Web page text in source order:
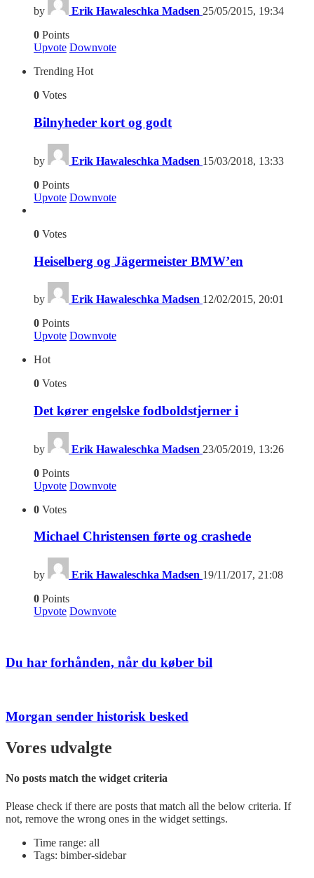
by Erik Hawaleschka Madsen 25/05/2015, 19:34
0 Points
Upvote Downvote
Trending Hot
0 Votes
Bilnyheder kort og godt
by Erik Hawaleschka Madsen 15/03/2018, 13:33
0 Points
Upvote Downvote
0 Votes
Heiselberg og Jägermeister BMW’en
by Erik Hawaleschka Madsen 12/02/2015, 20:01
0 Points
Upvote Downvote
Hot
0 Votes
Det kører engelske fodboldstjerner i
by Erik Hawaleschka Madsen 23/05/2019, 13:26
0 Points
Upvote Downvote
0 Votes
Michael Christensen førte og crashede
by Erik Hawaleschka Madsen 19/11/2017, 21:08
0 Points
Upvote Downvote
Du har forhånden, når du køber bil
Morgan sender historisk besked
Vores udvalgte
No posts match the widget criteria
Please check if there are posts that match all the below criteria. If
not, remove the wrong ones in the widget settings.
Time range: all
Tags: bimber-sidebar